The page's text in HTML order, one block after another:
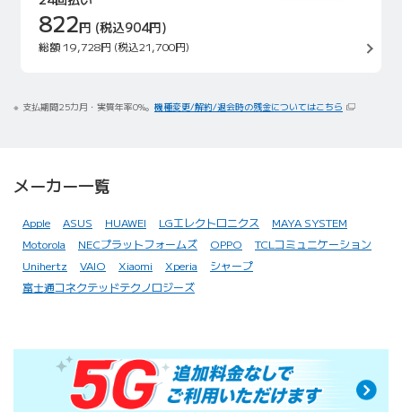
822円 (税込904円)
総額19,728円 (税込21,700円)
支払期間25カ月・実質年率0%。 機種変更/解約/退会時の残金についてはこちら
メーカー一覧
Apple ASUS HUAWEI LGエレクトロニクス
MAYA SYSTEM
Motorola
NECプラットフォームズ OPPO
TCLコミュニケーション
Unihertz
VAIO Xiaomi Xperia
シャープ
富士通コネクテッドテクノロジーズ